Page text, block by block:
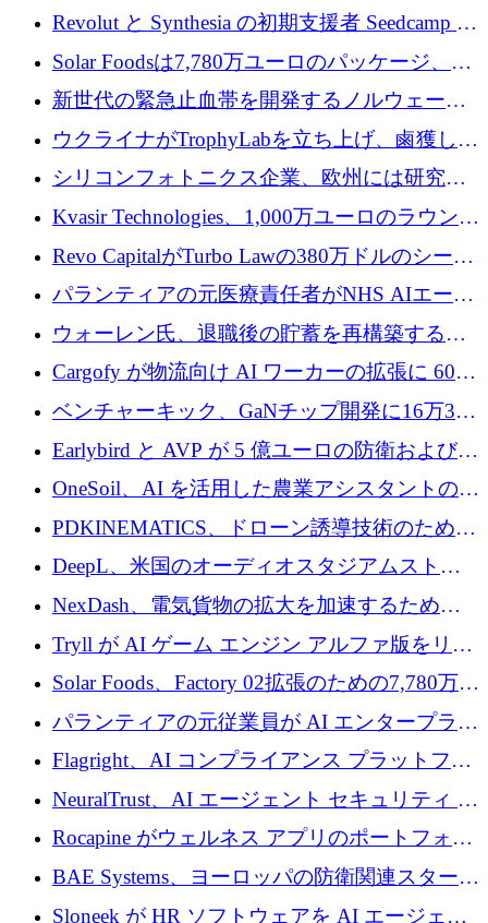
万ユーロを確保
Revolut と Synthesia の初期支援者 Seedcamp が
3 億 2,000 万ドルを調達、米国に投資
Solar Foodsは7,780万ユーロのパッケージ、5
億ユーロの防衛および二重用途成長基金EDM
を開始、ヨーロッパのシリコンフォトニクス
に警告
新世代の緊急止血帯を開発するノルウェーの
スタートアップ企業を紹介する
ウクライナがTrophyLabを立ち上げ、鹵獲した
ロシア兵器を戦場の研究開発プラットフォー
ムに変える
シリコンフォトニクス企業、欧州には研究を
商業的に成功させるためのインフラが不足し
Kvasir Technologies、1,000万ユーロのラウンド
で成長を促進
Revo CapitalがTurbo Lawの380万ドルのシード
ラウンドを主導し、訴訟プラットフォームを
パランティアの元医療責任者がNHS AIエージ
ェントの立ち上げに1,000万ポンドを調達
ウォーレン氏、退職後の貯蓄を再構築するた
めに1,000万ユーロを調達
Cargofy が物流向け AI ワーカーの拡張に 600
万ドルを獲得
ベンチャーキック、GaNチップ開発に16万3千
ユーロでMinisaを支援
Earlybird と AVP が 5 億ユーロの防衛および二
重用途の成長基金である E2D を立ち上げる
OneSoil、AI を活用した農業アシスタントの拡
大に​​ 100 万ユーロを確保
PDKINEMATICS、ドローン誘導技術のために
200 万ユーロを調達
DeepL、米国のオーディオスタジアムストリ
ーミング事業Mixhaloを買収
NexDash、電気貨物の拡大を加速するために
EIT Urban Mobilityから250万ユーロを確保
Tryll が AI ゲーム エンジン アルファ版をリリ
ースし、60 万ドルのプレシード資金を確保
Solar Foods、Factory 02拡張のための7,780万ユ
ーロの資金調達パッケージを獲得
パランティアの元従業員が AI エンタープライ
ズ スタートアップの Conduct に 6,000 万ドル
を調達
Flagright、AI コンプライアンス プラットフォ
ームを拡張するためにシリーズ A で 1,250 万
ドルを確保
NeuralTrust、AI エージェント セキュリティ プ
ラットフォームの拡張に 2,000 万ドルを調達
Rocapine がウェルネス アプリのポートフォリ
オを拡大するためにシリーズ A で 1,300 万ド
ルを調達
BAE Systems、ヨーロッパの防衛関連スタート
アップの規模拡大を支援するために 5,000 万
Sloneek が HR ソフトウェアを AI エージェン